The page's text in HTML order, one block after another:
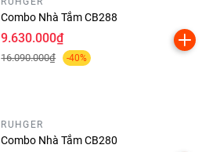
Combo Nhà Tắm CB288
9.630.000₫
16.090.000₫ -40%
RUHGER
Combo Nhà Tắm CB280